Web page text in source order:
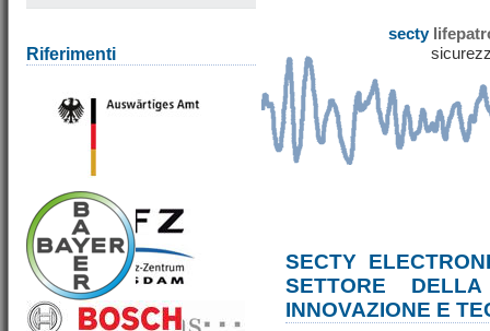
Riferimenti
secty
SECTY
SETTORE
INNOVAZIONE E